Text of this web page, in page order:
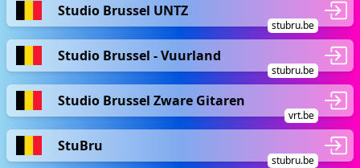
Studio Brussel UNTZ
stubru.be
Studio Brussel - Vuurland
stubru.be
Studio Brussel Zware Gitaren
vrt.be
StuBru
stubru.be